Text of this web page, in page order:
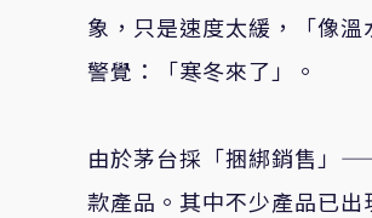
象，只是速度太緩，「像
警覺：「寒冬來了」。
由於茅台採「捆綁銷售」
款產品。其中不少產品已出